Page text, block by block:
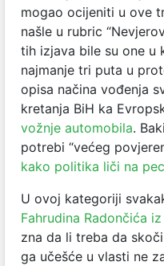
mogao ocijeniti u ove
našle u rubric
tih izjava bile su one u
najmanje tri puta u
opisa načina vođenja
kretanja BiH ka
vožnje automobila.
potrebi “većeg
kako politika liči na
U ovoj kategoriji
Fahrudina Radončića
zna da li treba da
ga učešće u vlasti ne